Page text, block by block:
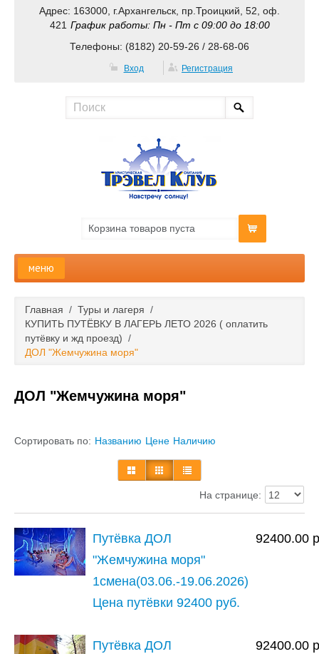
Адрес: 163000, г.Архангельск, пр.Троицкий, 52, оф.
421 График работы: Пн - Пт с 09:00 до 18:00
Телефоны: (8182) 20-59-26 / 28-68-06
Вход Регистрация
Корзина товаров пуста
меню
Туры и лагеря
Информация:
Оплата
Главная / Туры и лагеря /
КУПИТЬ ПУТЁВКУ В ЛАГЕРЬ ЛЕТО 2026 ( оплатить
путёвку и жд проезд) /
ДОЛ "Жемчужина моря"
ДОЛ "Жемчужина моря"
Сортировать по: Названию Цене Наличию
На странице:
Путёвка ДОЛ
"Жемчужина моря"
1смена(03.06.-19.06.2026)
Цена путёвки 92400 руб.
92400.00
Путёвка ДОЛ
92400.00